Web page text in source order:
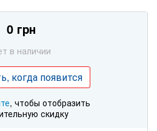
0 грн
в наличии
когда появится
, чтобы отобразить
скидку